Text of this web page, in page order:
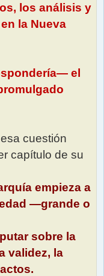
los análisis y
la Nueva
el
cuestión
capítulo de su
empieza a
—grande o
sobre la
validez, la